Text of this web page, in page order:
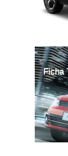
Ficha